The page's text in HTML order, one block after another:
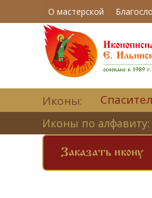
О мастерской
Иконы:
Иконы по алфавиту:
Заказать икону